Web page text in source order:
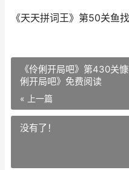
《天天拼词王》第50关鱼
《伶俐开局吧》第430关
俐开局吧》免费阅读
« 上一篇
没有了！